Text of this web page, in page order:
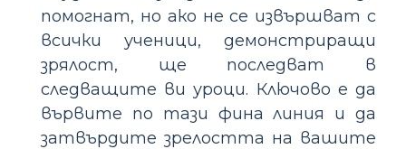
помогнат, но ако не се извършват с
всички ученици, демонстриращи
зрялост, ще последват в
следващите ви уроци. Ключово е да
вървите по тази фина линия и да
затвърдите зрелостта на вашите